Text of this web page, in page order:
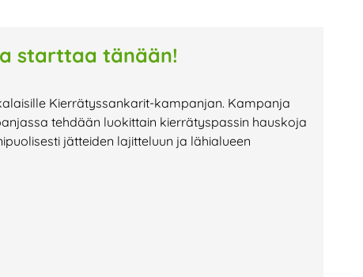
starttaa tänään!
Kierrätyssankarit-kampanjan. Kampanja
tehdään luokittain kierrätyspassin hauskoja
jätteiden lajitteluun ja lähialueen